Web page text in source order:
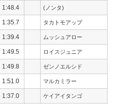
1:48.4 (ノンタ)
1:35.7 タカトモアップ
1:39.4 ムッシュアロー
1:49.5 ロイスジュニア
1:49.8 ゼンノエルシド
1:51.0 マルカミラー
1:37.0 ケイアイタンゴ